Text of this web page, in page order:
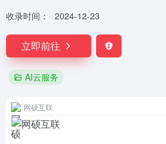
收录时间： 2024-12-23
立即前往
AI云服务
网硕互联